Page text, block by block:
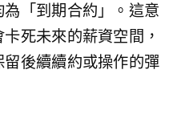
「到期合約」。這意
死未來的薪資空間，
後續續約或操作的彈